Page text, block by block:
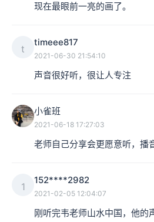
现在最眼前一亮的画了。
t
timeee817
2021-06-30 21:54:10
声音很好听，很让人专注
小雀班
2021-06-18 17:27:03
老师自己分享会更愿意听，播
1
152****2982
2021-02-05 12:04:07
刚听完韦老师山水中国，他的